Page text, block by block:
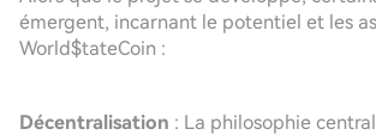
émergent, incarnant le potentiel et les
World$tateCoin :
Décentralisation : La philosophie